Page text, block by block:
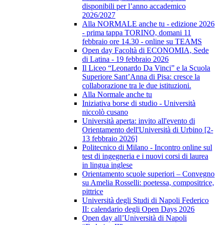
disponibili per l’anno accademico
2026/2027
Alla NORMALE anche tu - edizione 2026
- prima tappa TORINO, domani 11
febbraio ore 14.30 - online su TEAMS
Open day Facoltà di ECONOMIA, Sede
di Latina - 19 febbraio 2026
Il Liceo “Leonardo Da Vinci” e la Scuola
Superiore Sant’Anna di Pisa: cresce la
collaborazione tra le due istituzioni.
Alla Normale anche tu
Iniziativa borse di studio - Università
niccolò cusano
Università aperta: invito all'evento di
Orientamento dell'Università di Urbino [2-
13 febbraio 2026]
Politecnico di Milano - Incontro online sul
test di ingegneria e i nuovi corsi di laurea
in lingua inglese
Orientamento scuole superiori – Convegno
su Amelia Rosselli: poetessa, compositrice,
pittrice
Università degli Studi di Napoli Federico
II: calendario degli Open Days 2026
Open day all’Università di Napoli